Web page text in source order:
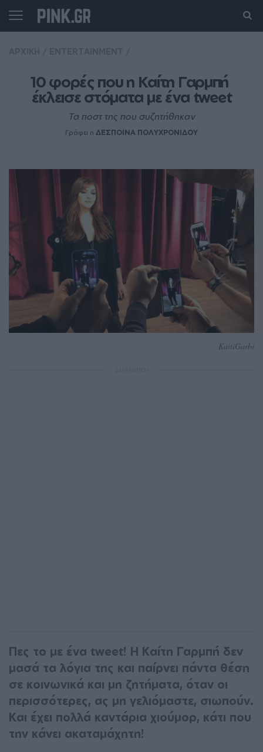
10 φορές που η Καίτη Γαρμπή
έκλεισε στόματα με ένα tweet
Τα ποστ της που συζητήθηκαν
Γράφει η ΔΕΣΠΟΙΝΑ ΠΟΛΥΧΡΟΝΙΔΟΥ
KaitiGarbi
Πες το με ένα tweet! Η Καίτη Γαρμπή δεν
μασά τα λόγια της και παίρνει πάντα θέση
σε κοινωνικά και μη ζητήματα, όταν οι
περισσότερες, ας μη γελιόμαστε, σιωπούν.
Και έχει πολλά καντάρια χιούμορ, κάτι που
την κάνει ακαταμάχητη!